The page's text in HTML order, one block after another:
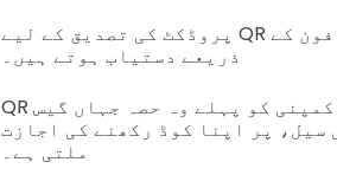
پروڈکٹ کی تصدیق کے لیے QR کوڈ استعمال کرنا موثر ہے کیونکہ یہ آسانی سے اسمارٹ فون کے
ذریعے دستیاب ہوتے ہیں۔
QR کوڈ کو تقریبا ہر سطح پر چھپایا جا سکتا ہے، جس سے کمپنی کو پہلے وہ حصہ جہاں گیس
پر اپنا کوڈ رکھنے کی اجازت
ملتی ہے۔